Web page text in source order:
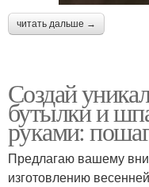
читать дальше →
Создай
бутылки и
руками:
Предлагаю вашему
изготовлению